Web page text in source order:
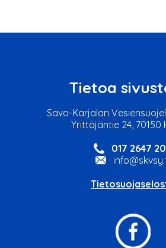
Tietoa
Savo-Karjalan
Yrittäjäntie 24, 70150
017 2647